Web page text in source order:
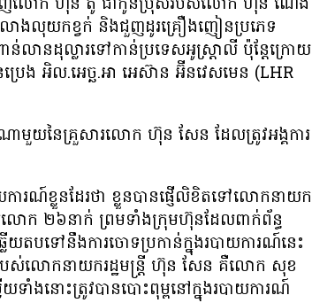
ង​លុយ​កខ្វក់ និង​ជួញដូរ​គ្រឿងញៀន​ប្រភេទ​
លាន​ដុល្លារ​ទៅ​កាន់​ប្រទេស​អូស្ត្រាលី ប៉ុន្តែ​ក្រោយ​
រេង អិល.អេច្ឆ.អា អេស៊ាន អ៊ីនវេសមេន (LHR
មួយ​នៃ​គ្រួសារ​លោក ហ៊ុន សែន ដែល​ត្រូវ​អង្គការ
ការណ៍​ខ្លួន​ដែរ​ថា ខ្លួន​បាន​ផ្ញើ​លិខិត​ទៅ​លោក​នាយក
ោក ២៦​នាក់ ព្រមទាំង​ក្រុមហ៊ុន​ដែល​ពាក់ព័ន្ធ​
តប​ទៅ​នឹង​ការ​ចោទ​ប្រកាន់​ក្នុង​របាយការណ៍​នេះ
បស់​លោក​នាយករដ្ឋមន្ត្រី ហ៊ុន សែន គឺ​លោក សុខ
ទាំង​នោះ​ត្រូវ​បាន​បោះពុម្ព​នៅ​ក្នុង​របាយការណ៍​